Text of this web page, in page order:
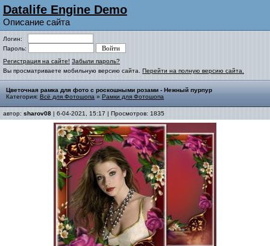
Datalife Engine Demo
Описание сайта
Логин:
Пароль:
Регистрация на сайте! Забыли пароль?
Вы просматриваете мобильную версию сайта. Перейти на полную версию сайта.
Цветочная рамка для фото с роскошными розами - Нежный пурпур
Категория: Всё для Фотошопа » Рамки для Фотошопа
автор: sharov08 | 6-04-2021, 15:17 | Просмотров: 1835